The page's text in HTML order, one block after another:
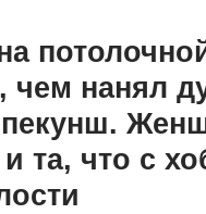
чем нанял
та, что с